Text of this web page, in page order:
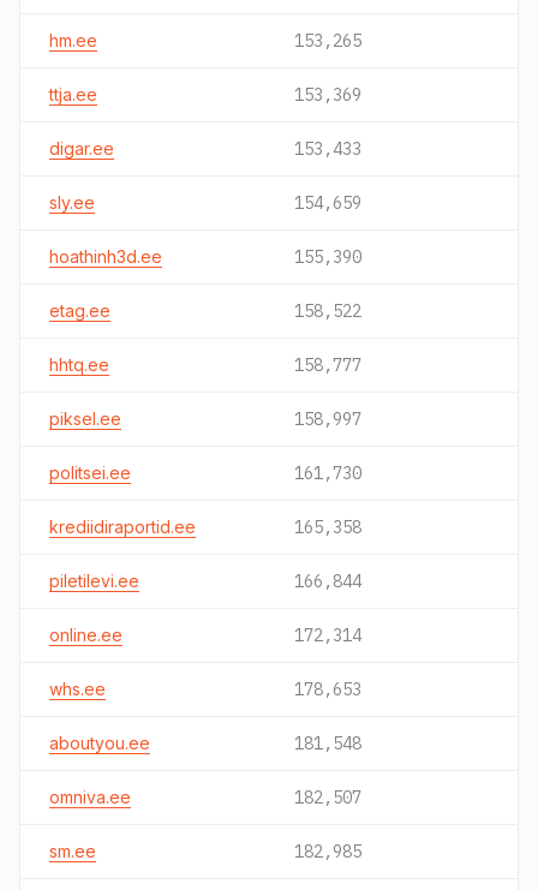
hm.ee 153,265
ttja.ee 153,369
digar.ee 153,433
sly.ee 154,659
hoathinh3d.ee 155,390
etag.ee 158,522
hhtq.ee 158,777
piksel.ee 158,997
politsei.ee 161,730
krediidiraportid.ee 165,358
piletilevi.ee 166,844
online.ee 172,314
whs.ee 178,653
aboutyou.ee 181,548
omniva.ee 182,507
sm.ee 182,985